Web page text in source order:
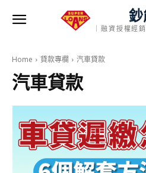
鈔
｜融資授權經
Home 貸款專欄 汽車貸款
汽車貸款